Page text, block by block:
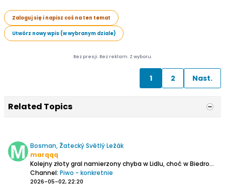
Zaloguj się i napisz coś na ten temat
Utwórz nowy wpis (w wybranym dziale)
Bez presji. Bez reklam. Z wyboru.
1 2 Nast.
Related Topics
Bosman, Žatecký Světlý Ležák
marqqq
Kolejny złoty gral namierzony chyba w Lidlu, choć w Biedronce też widziałem, ale nie wiem czy też Szczecin. Właściwie to nie kupuję Żateca, bo kiedyś był nawet fajny, ale przekształcił się w tatrożubroharnasia.
Channel: Piwo - konkretnie
2026-05-02, 22:20